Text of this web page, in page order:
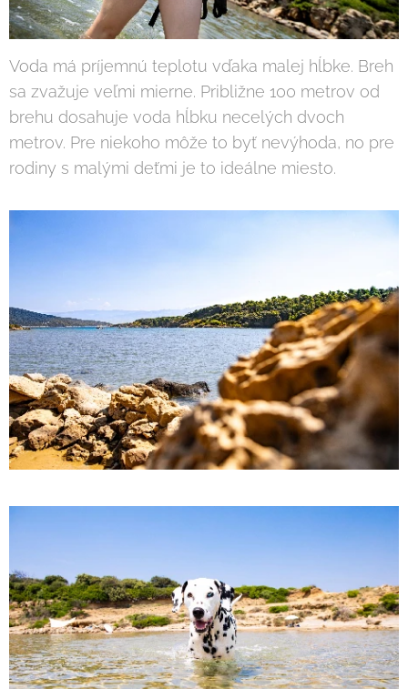
Voda má príjemnú teplotu vďaka malej hĺbke. Breh
sa zvažuje veľmi mierne. Približne 100 metrov od
brehu dosahuje voda hĺbku necelých dvoch
metrov. Pre niekoho môže to byť nevýhoda, no pre
rodiny s malými deťmi je to ideálne miesto.